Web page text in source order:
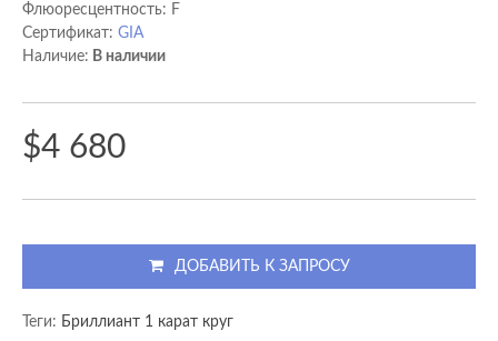
Флюоресцентность: F
Сертификат: GIA
Наличие: В наличии
$4 680
ДОБАВИТЬ К ЗАПРОСУ
Теги: Бриллиант 1 карат круг